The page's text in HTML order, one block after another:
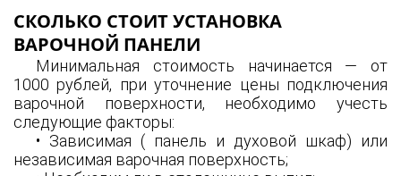
СКОЛЬКО СТОИТ УСТАНОВКА
ВАРОЧНОЙ ПАНЕЛИ
Минимальная стоимость начинается — от
1000 рублей, при уточнение цены подключения
варочной поверхности, необходимо учесть
следующие факторы:
• Зависимая ( панель и духовой шкаф) или
независимая варочная поверхность;